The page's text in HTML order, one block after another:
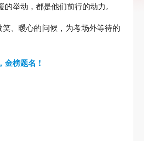
举动，都是他们前行的动力。
、暖心的问候，为考场外等待的
金榜题名！